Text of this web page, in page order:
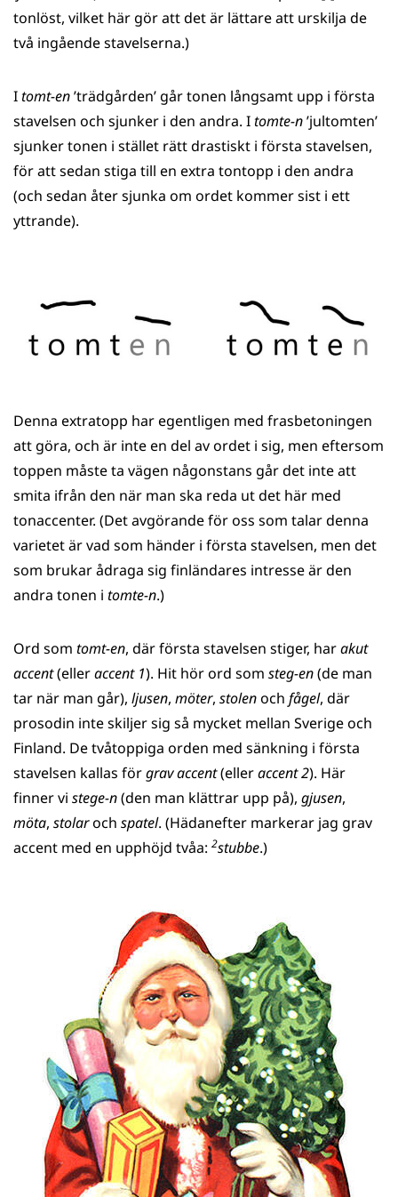
tonlöst, vilket här gör att det är lättare att urskilja de
två ingående stavelserna.)
Itomt-en’trädgården’ går tonen långsamt upp i första
stavelsen och sjunker i den andra. Itomte-n’jultomten’
sjunker tonen i stället rätt drastiskt i första stavelsen,
för att sedan stiga till en extra tontopp i den andra
(och sedan åter sjunka om ordet kommer sist i ett
yttrande).
Denna extratopp har egentligen med frasbetoningen
att göra, och är inte en del av ordet i sig, men eftersom
toppen måste ta vägen någonstans går det inte att
smita ifrån den när man ska reda ut det här med
tonaccenter. (Det avgörande för oss som talar denna
varietet är vad som händer i första stavelsen, men det
som brukar ådraga sig finländares intresse är den
andra tonen i tomte-n.)
Ord som tomt-en, där första stavelsen stiger, harakut
accent(elleraccent 1). Hit hör ord som steg-en(de man
tar när man går), ljusen, möter, stolenoch fågel, där
prosodin inte skiljer sig så mycket mellan Sverige och
Finland. De tvåtoppiga orden med sänkning i första
stavelsen kallas förgrav accent(elleraccent 2). Här
finner vi stege-n(den man klättrar upp på), gjusen,
möta, stolaroch spatel. (Hädanefter markerar jag grav
accent med en upphöjd tvåa: 2stubbe.)